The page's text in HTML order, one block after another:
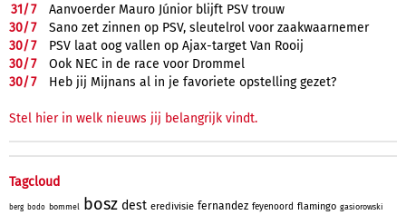
31/7
Aanvoerder Mauro Júnior blijft PSV trouw
30/7
Sano zet zinnen op PSV, sleutelrol voor zaakwaarnemer
30/7
PSV laat oog vallen op Ajax-target Van Rooij
30/7
Ook NEC in de race voor Drommel
30/7 Heb jij Mijnans al in je favoriete opstelling gezet?
Stel hier in welk nieuws jij belangrijk vindt.
Tagcloud
berg bodo bommel bosz dest eredivisie fernandez feyenoord flamingo gasiorowski